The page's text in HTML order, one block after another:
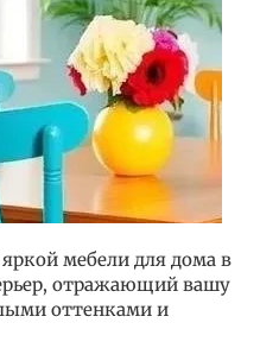
мебели для дома в
отражающий вашу
оттенками и